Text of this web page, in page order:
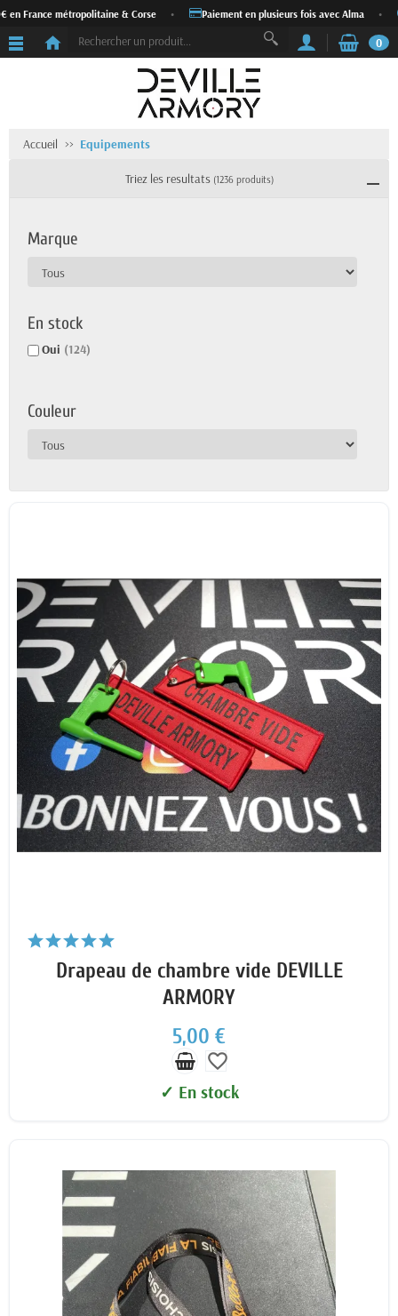
métropolitaine & Corse • Paiement en plusieurs fois avec Alma •
0
Accueil Equipements
Triez les resultats (1236 produits)
Marque
En stock
Oui (124)
Couleur
Drapeau de chambre vide DEVILLE
ARMORY
5,00 €
favorite_border
✓ En stock